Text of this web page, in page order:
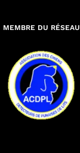
MEMBRE DU RÉSEAU